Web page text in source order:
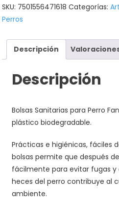
SKU: 7501556471618 Categorías:
Perros
Descripción
Descripción
Bolsas Sanitarias para Perro
plástico biodegradable.
Prácticas e higiénicas, fáciles
bolsas permite que después
fácilmente para evitar fugas y
heces del perro contribuye al
ambiente.